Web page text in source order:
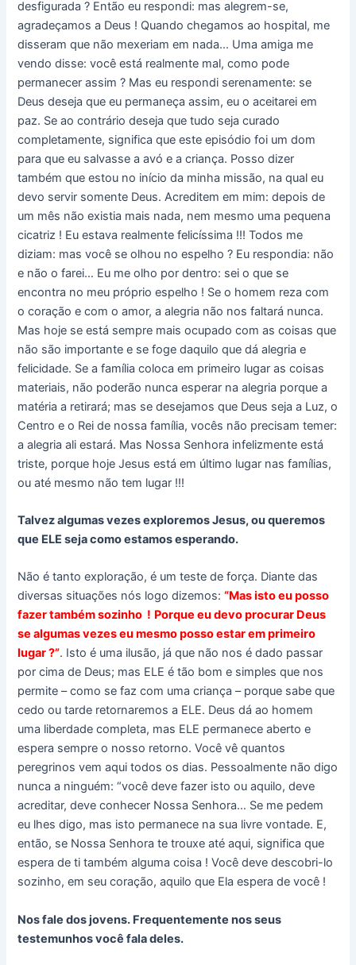
desfigurada ? Então eu respondi: mas alegrem-se,
agradeçamos a Deus ! Quando chegamos ao hospital, me
disseram que não mexeriam em nada… Uma amiga me
vendo disse: você está realmente mal, como pode
permanecer assim ? Mas eu respondi serenamente: se
Deus deseja que eu permaneça assim, eu o aceitarei em
paz. Se ao contrário deseja que tudo seja curado
completamente, significa que este episódio foi um dom
para que eu salvasse a avó e a criança. Posso dizer
também que estou no início da minha missão, na qual eu
devo servir somente Deus. Acreditem em mim: depois de
um mês não existia mais nada, nem mesmo uma pequena
cicatriz ! Eu estava realmente felicíssima !!! Todos me
diziam: mas você se olhou no espelho ? Eu respondia: não
e não o farei… Eu me olho por dentro: sei o que se
encontra no meu próprio espelho ! Se o homem reza com
o coração e com o amor, a alegria não nos faltará nunca.
Mas hoje se está sempre mais ocupado com as coisas que
não são importante e se foge daquilo que dá alegria e
felicidade. Se a família coloca em primeiro lugar as coisas
materiais, não poderão nunca esperar na alegria porque a
matéria a retirará; mas se desejamos que Deus seja a Luz, o
Centro e o Rei de nossa família, vocês não precisam temer:
a alegria ali estará. Mas Nossa Senhora infelizmente está
triste, porque hoje Jesus está em último lugar nas famílias,
ou até mesmo não tem lugar !!!
Talvez algumas vezes exploremos Jesus, ou queremos
que ELE seja como estamos esperando.
Não é tanto exploração, é um teste de força. Diante das
diversas situações nós logo dizemos:“Mas isto eu posso
fazer também sozinho ! Porque eu devo procurar Deus
se algumas vezes eu mesmo posso estar em primeiro
lugar ?”. Isto é uma ilusão, já que não nos é dado passar
por cima de Deus; mas ELE é tão bom e simples que nos
permite – como se faz com uma criança – porque sabe que
cedo ou tarde retornaremos a ELE. Deus dá ao homem
uma liberdade completa, mas ELE permanece aberto e
espera sempre o nosso retorno. Você vê quantos
peregrinos vem aqui todos os dias. Pessoalmente não digo
nunca a ninguém: “você deve fazer isto ou aquilo, deve
acreditar, deve conhecer Nossa Senhora… Se me pedem
eu lhes digo, mas isto permanece na sua livre vontade. E,
então, se Nossa Senhora te trouxe até aqui, significa que
espera de ti também alguma coisa ! Você deve descobri-lo
sozinho, em seu coração, aquilo que Ela espera de você !
Nos fale dos jovens. Frequentemente nos seus
testemunhos você fala deles.